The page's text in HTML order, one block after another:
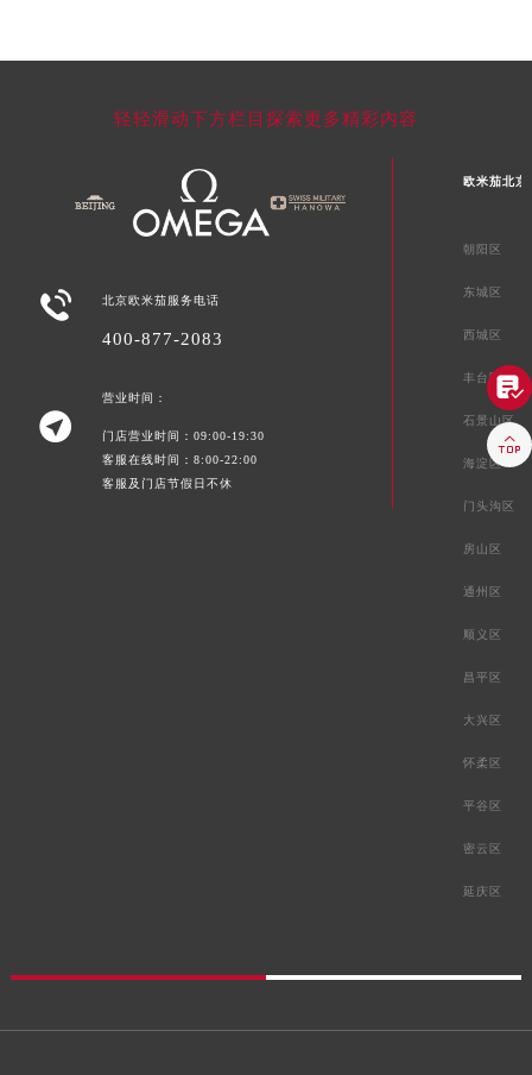
轻轻滑动下方栏目探索更多精彩内容
 北京欧米茄服务电话
400-877-2083

营业时间：
门店营业时间：09:00-19:30
客服在线时间：8:00-22:00
客服及门店节假日不休
欧米茄北京
朝阳区
东城区
西城区
丰台区
石景山区
海淀区
门头沟区
房山区
通州区
顺义区
昌平区
大兴区
怀柔区
平谷区
密云区
延庆区

